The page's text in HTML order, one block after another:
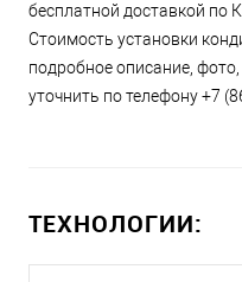
бесплатной доставкой по
Стоимость установки
подробное описание,
уточнить по телефону +7
ТЕХНОЛОГИИ: